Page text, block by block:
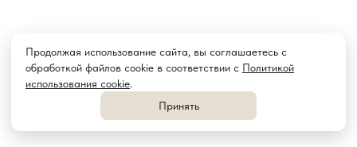
Продолжая использование сайта, вы соглашаетесь с
обработкой файлов cookie в соответствии с Политикой
использования cookie.
Принять